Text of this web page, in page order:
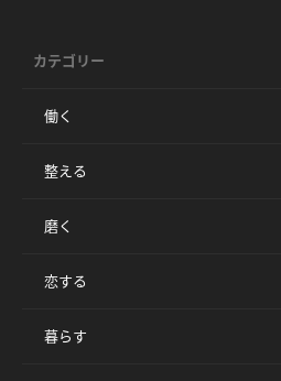
カテゴリー
働く
整える
磨く
恋する
暮らす